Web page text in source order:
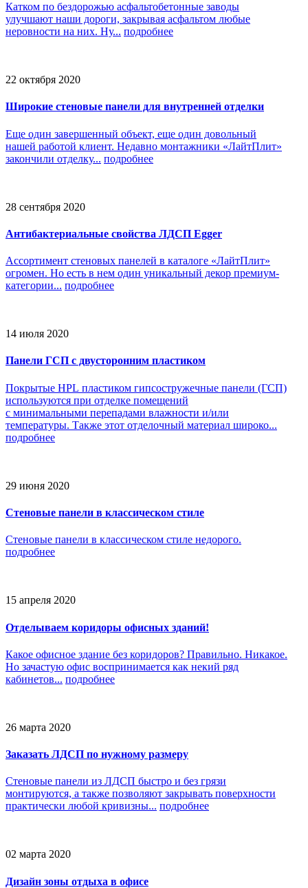
Катком по бездорожью асфальтобетонные заводы
улучшают наши дороги, закрывая асфальтом любые
неровности на них. Ну... подробнее
22 октября 2020
Широкие стеновые панели для внутренней отделки
Еще один завершенный объект, еще один довольный
нашей работой клиент. Недавно монтажники «ЛайтПлит»
закончили отделку... подробнее
28 сентября 2020
Антибактериальные свойства ЛДСП Egger
Ассортимент стеновых панелей в каталоге «ЛайтПлит»
огромен. Но есть в нем один уникальный декор премиум-
категории... подробнее
14 июля 2020
Панели ГСП с двусторонним пластиком
Покрытые HPL пластиком гипсостружечные панели (ГСП)
используются при отделке помещений
с минимальными перепадами влажности и/или
температуры. Также этот отделочный материал широко...
подробнее
29 июня 2020
Стеновые панели в классическом стиле
Стеновые панели в классическом стиле недорого.
подробнее
15 апреля 2020
Отделываем коридоры офисных зданий!
Какое офисное здание без коридоров? Правильно. Никакое.
Но зачастую офис воспринимается как некий ряд
кабинетов... подробнее
26 марта 2020
Заказать ЛДСП по нужному размеру
Стеновые панели из ЛДСП быстро и без грязи
монтируются, а также позволяют закрывать поверхности
практически любой кривизны... подробнее
02 марта 2020
Дизайн зоны отдыха в офисе